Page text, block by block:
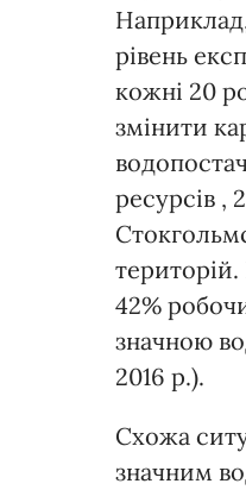
рівень
кожні 20
змінити
ресурсів ,
42%
значною
2016 р.).
Схожа
значним